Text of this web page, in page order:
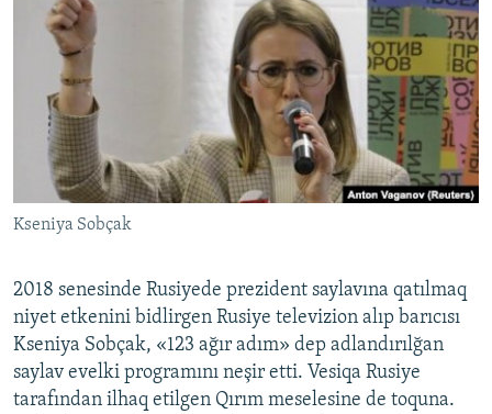
FİKİR
Русский
Українською
QOŞULIÑIZ!
RFE/RS bütün saytları
Kseniya Sobçak
2018 senesinde Rusiyede prezident saylavına qatılmaq
niyet etkenini bidlirgen Rusiye televizion alıp barıcısı
Kseniya Sobçak, «123 ağır adım» dep adlandırılğan
saylav evelki programını neşir etti. Vesiqa Rusiye
tarafından ilhaq etilgen Qırım meselesine de toquna.